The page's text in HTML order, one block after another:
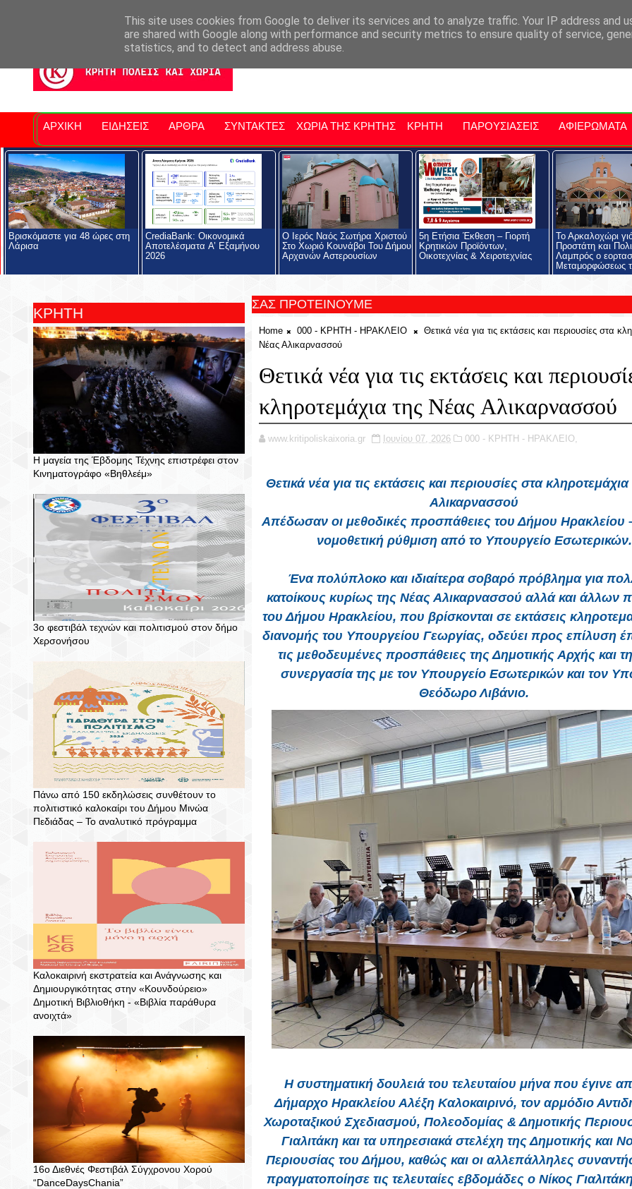
Νομός Λασιθίου Αγαπάμε Ρέθυμνο Επαρχία Μαλεβιζίου Εκδηλώσεις Στην Κρήτη Kriti Traveller
ΑΡΧΙΚΗ ΕΙΔΗΣΕΙΣ ΑΡΘΡΑ ΣΥΝΤΑΚΤΕΣ ΧΩΡΙΑ ΤΗΣ ΚΡΗΤΗΣ ΚΡΗΤΗ ΠΑΡΟΥΣΙΑΣΕΙΣ ΑΦΙΕΡΩΜΑΤΑ
Βρισκόμαστε για 48 ώρες στη
Λάρισα
CrediaBank: Οικονομικά
Αποτελέσματα A’ Εξαμήνου
2026
Ο Ιερός Ναός Σωτήρα Χριστού
Στο Χωριό Κουνάβοι Του Δήμου
Αρχανών Αστερουσίων
5η Ετήσια Έκθεση – Γιορτή
Κρητικών Προϊόντων,
Οικοτεχνίας & Χειροτεχνίας
Το Αρκαλοχώρι
Προστάτη και
Λαμπρός ο
Μεταμορφώσεως
ΚΡΗΤΗ
Η μαγεία της Έβδομης Τέχνης επιστρέφει στον
Κινηματογράφο «Βηθλεέμ»
3ο φεστιβάλ τεχνών και πολιτισμού στον δήμο
Χερσονήσου
Πάνω από 150 εκδηλώσεις συνθέτουν το
πολιτιστικό καλοκαίρι του Δήμου Μινώα
Πεδιάδας – To αναλυτικό πρόγραμμα
Καλοκαιρινή εκστρατεία και Ανάγνωσης και
Δημιουργικότητας στην «Κουνδούρειο»
Δημοτική Βιβλιοθήκη - «Βιβλία παράθυρα
ανοιχτά»
16ο Διεθνές Φεστιβάλ Σύγχρονου Χορού
“DanceDaysChania”
ΣΑΣ ΠΡΟΤΕΙΝΟΥΜΕ
Home 000 - ΚΡΗΤΗ - ΗΡΑΚΛΕΙΟ
Θετικά νέα για τις εκτάσεις και περιουσίες στα
Νέας Αλικαρνασσού
Θετικά νέα για τις εκτάσεις και
κληροτεμάχια της Νέας Αλικαρνασσού
www.kritipoliskaixoria.gr Ιουνίου 07, 2026 000 - ΚΡΗΤΗ - ΗΡΑΚΛΕΙΟ,
Θετικά νέα για τις εκτάσεις και περιουσίες στα
Αλικαρνασσού
Απέδωσαν οι μεθοδικές προσπάθειες του Δήμου Ηρακλείου
νομοθετική ρύθμιση από το Υπουργείο Εσωτερικών.
Ένα πολύπλοκο και ιδιαίτερα σοβαρό πρόβλημα για
κατοίκους κυρίως της Νέας Αλικαρνασσού αλλά και άλλων
του Δήμου Ηρακλείου, που βρίσκονται σε εκτάσεις
διανομής του Υπουργείου Γεωργίας, οδεύει προς επίλυση
τις μεθοδευμένες προσπάθειες της Δημοτικής Αρχής και
συνεργασία της με τον Υπουργείο Εσωτερικών και τον
Θεόδωρο Λιβάνιο.
Η συστηματική δουλειά του τελευταίου μήνα που έγινε
Δήμαρχο Ηρακλείου Αλέξη Καλοκαιρινό, τον αρμόδιο
Χωροταξικού Σχεδιασμού, Πολεοδομίας & Δημοτικής
Γιαλιτάκη και τα υπηρεσιακά στελέχη της Δημοτικής και
Περιουσίας του Δήμου, καθώς και οι αλλεπάλληλες
πραγματοποίησε τις τελευταίες εβδομάδες ο Νίκος
This site uses cookies from Google to deliver its services and to analyze traffic. Your IP address and
are shared with Google along with performance and security metrics to ensure quality of service,
statistics, and to detect and address abuse.